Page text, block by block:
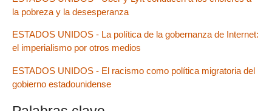
la pobreza y la desesperanza
ESTADOS UNIDOS - La política de la gobernanza de Internet:
el imperialismo por otros medios
ESTADOS UNIDOS - El racismo como política migratoria del
gobierno estadounidense